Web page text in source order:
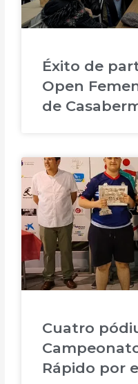
Éxito de
Open
de
Cuatro
Rápido por